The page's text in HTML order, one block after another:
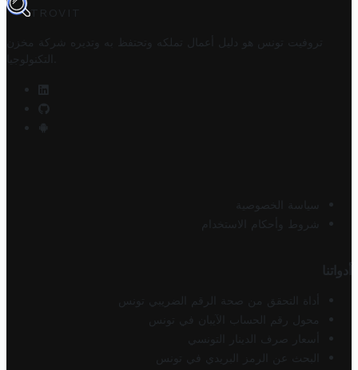
TROVIT
تروفيت تونس هو دليل أعمال تملكه وتحتفظ به وتديره
شركة مخزن
التكنولوجيا
سياسة الخصوصية
شروط وأحكام الاستخدام
أدواتنا
أداة التحقق من صحة الرقم الضريبي تونس
محول رقم الحساب الآيبان في تونس
أسعار صرف الدينار التونسي
البحث عن الرمز البريدي في تونس